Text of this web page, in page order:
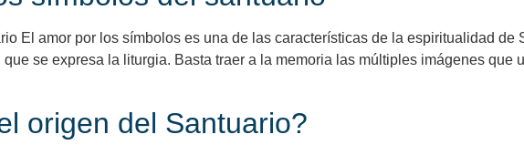
El amor por los símbolos es una de las características de la espiritualidad de
se expresa la liturgia. Basta traer a la memoria las múltiples imágenes que
origen del Santuario?